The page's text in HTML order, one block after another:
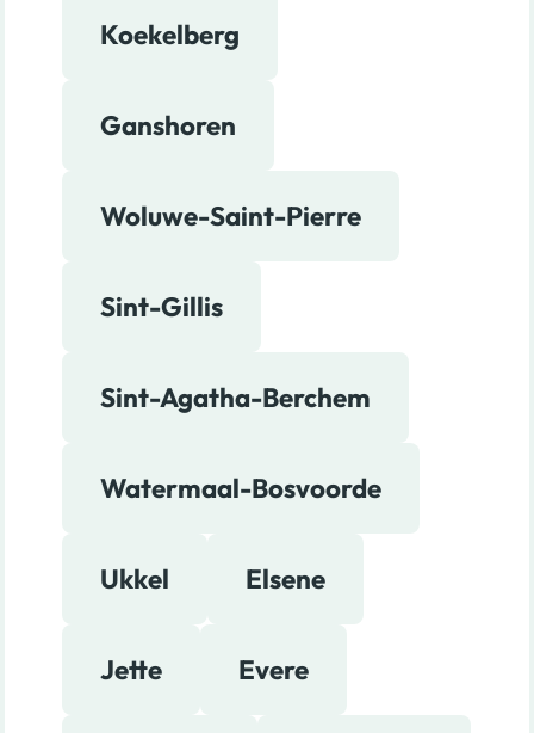
Koekelberg
Ganshoren
Woluwe-Saint-Pierre
Sint-Gillis
Sint-Agatha-Berchem
Watermaal-Bosvoorde
Ukkel Elsene
Jette Evere